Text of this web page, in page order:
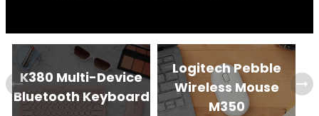
K380 Multi-Device
Bluetooth Keyboard
Logitech Pebble
Wireless Mouse
M350
arrow_right_alt arrow_right_alt